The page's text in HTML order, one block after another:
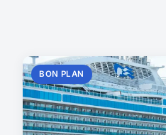
BON PLAN